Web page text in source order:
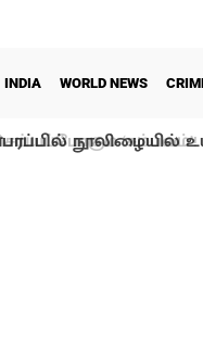
INDIA WORLD NEWS
நூலிழையில்